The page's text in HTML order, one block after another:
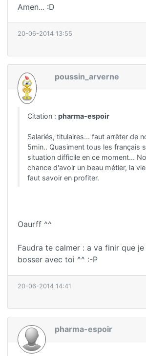
Amen... :D
20-06-2014 13:55
poussin_arverne
Citation : pharma-espoir
Salariés, titulaires... faut arrêter de
5min.. Quasiment tous les français
situation difficile en ce moment...
chance d'avoir un beau métier, la
faut savoir en profiter.
Oaurff ^^
Faudra te calmer : a va finir que
bosser avec toi ^^ :-P
20-06-2014 14:41
pharma-espoir